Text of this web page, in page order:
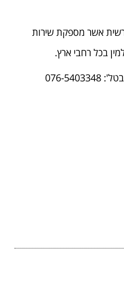
אשר מספקת שירות
בכל רחבי ארץ.